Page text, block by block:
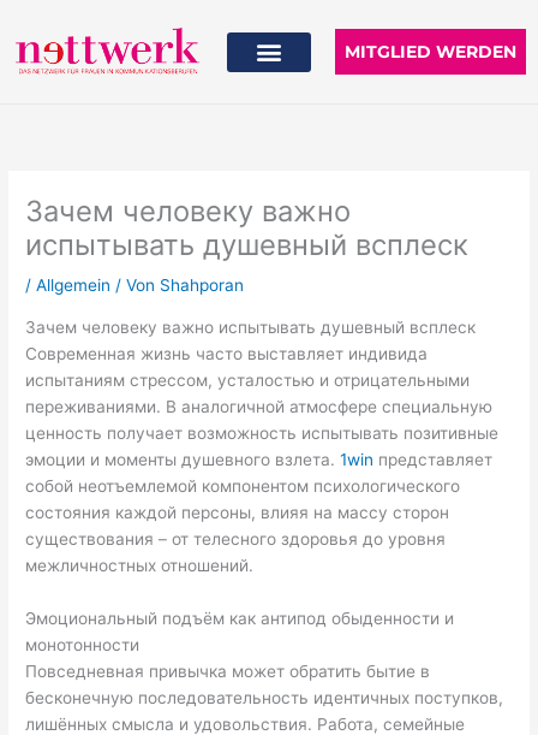
Inhalt
springen
MITGLIED WERDEN
Зачем человеку важно
испытывать душевный всплеск
/Allgemein / Von Shahporan
Зачем человеку важно испытывать душевный всплеск
Современная жизнь часто выставляет индивида
испытаниям стрессом, усталостью и отрицательными
переживаниями. В аналогичной атмосфере специальную
ценность получает возможность испытывать позитивные
эмоции и моменты душевного взлета.1win представляет
собой неотъемлемой компонентом психологического
состояния каждой персоны, влияя на массу сторон
существования – от телесного здоровья до уровня
межличностных отношений.
Эмоциональный подъём как антипод обыденности и
монотонности
Повседневная привычка может обратить бытие в
бесконечную последовательность идентичных поступков,
лишённых смысла и удовольствия. Работа, семейные